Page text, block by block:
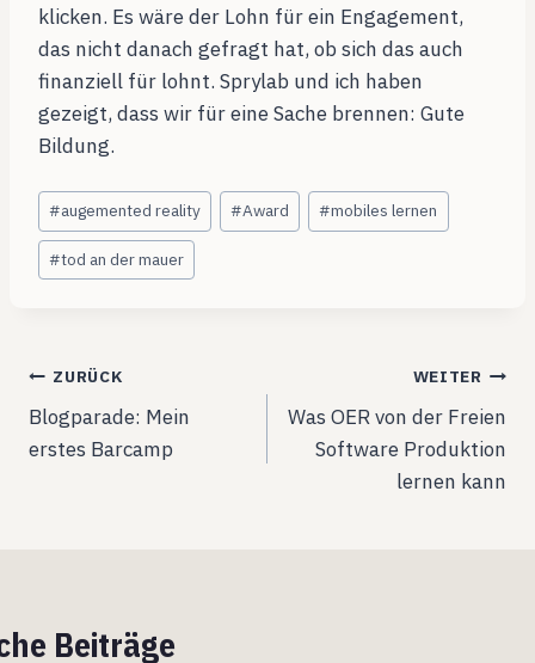
klicken. Es wäre der Lohn für ein Engagement,
das nicht danach gefragt hat, ob sich das auch
finanziell für lohnt. Sprylab und ich haben
gezeigt, dass wir für eine Sache brennen: Gute
Bildung.
Schlagworte:
#augemented reality #Award #mobiles lernen
#tod an der mauer
Beitragsnavigation
ZURÜCK
Blogparade: Mein
erstes Barcamp
WEITER
Was OER von der Freien
Software Produktion
lernen kann
Beiträge